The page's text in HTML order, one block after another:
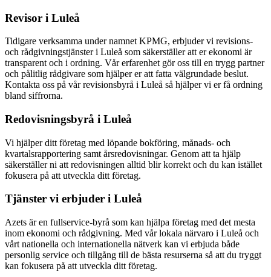
Revisor i Luleå
Tidigare verksamma under namnet KPMG, erbjuder vi revisions-
och rådgivningstjänster i Luleå som säkerställer att er ekonomi är
transparent och i ordning. Vår erfarenhet gör oss till en trygg partner
och pålitlig rådgivare som hjälper er att fatta välgrundade beslut.
Kontakta oss på vår revisionsbyrå i Luleå så hjälper vi er få ordning
bland siffrorna.
Redovisningsbyrå i Luleå
Vi hjälper ditt företag med löpande bokföring, månads- och
kvartalsrapportering samt årsredovisningar. Genom att ta hjälp
säkerställer ni att redovisningen alltid blir korrekt och du kan istället
fokusera på att utveckla ditt företag.
Tjänster vi erbjuder i Luleå
Azets är en fullservice-byrå som kan hjälpa företag med det mesta
inom ekonomi och rådgivning. Med vår lokala närvaro i Luleå och
vårt nationella och internationella nätverk kan vi erbjuda både
personlig service och tillgång till de bästa resurserna så att du tryggt
kan fokusera på att utveckla ditt företag.